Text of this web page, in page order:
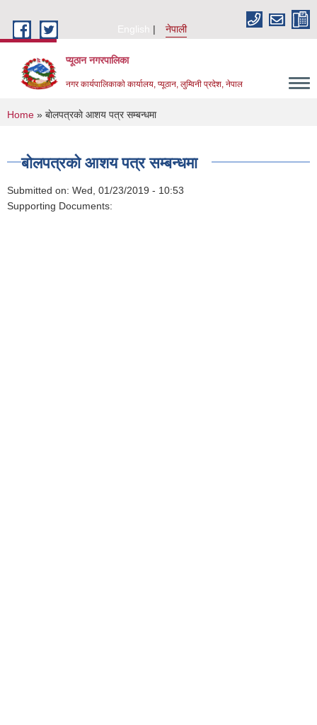
English
नेपाली
प्यूठान नगरपालिका
नगर कार्यपालिकाकाे कार्यालय, प्यूठान, लुम्विनी प्रदेश, नेपाल
You are here
Home » बाेलपत्रकाे आशय पत्र सम्बन्धमा
बाेलपत्रकाे आशय पत्र सम्बन्धमा
Submitted on: Wed, 01/23/2019 - 10:53
Supporting Documents: